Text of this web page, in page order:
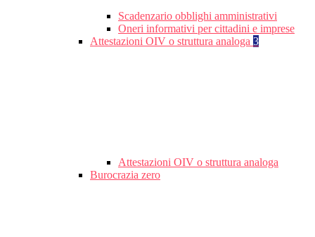
Scadenzario obblighi amministrativi
Oneri informativi per cittadini e imprese
Attestazioni OIV o struttura analoga 3
Attestazioni OIV o struttura analoga
Burocrazia zero